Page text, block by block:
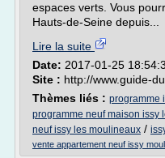
espaces verts. Vous
Hauts-de-Seine depuis...
Lire la suite
Date: 2017-01-25
Site : http://www.guide-
Thèmes liés : programme
programme neuf maison issy
neuf issy les moulineaux /
vente appartement neuf issy